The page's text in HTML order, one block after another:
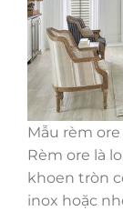
Mẫu rèm
Rèm ore là
khoen tròn
inox hoặc